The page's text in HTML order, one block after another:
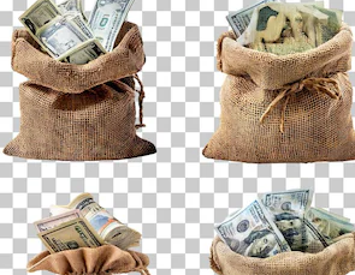
อผลักดันผลงานที่ดี
1 ล้านราย
ษัท, เอเจนซี และสตูดิ
ผลิตภัณฑ์
Spaces
ผู้ช่วย AI
เครื่องมือสร้าง
รูปภาพด้วย AI
เครื่องมือสร้างวิดีโอ
ด้วย AI